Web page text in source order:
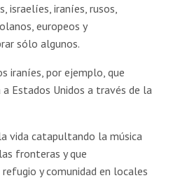
israelíes, iraníes, rusos,
europeos y
sólo algunos.
iraníes, por ejemplo, que
Estados Unidos a través de la
vida catapultando la música
fronteras y que
y comunidad en locales